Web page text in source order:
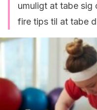
umuligt at tabe sig
fire tips til at tabe